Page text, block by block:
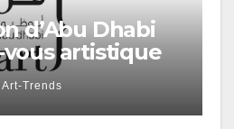
d’Abu Dhabi
artistique
Art-Trends